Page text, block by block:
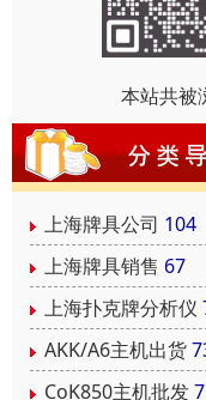
本站共被
上海牌具公司 104
上海牌具销售 67
上海扑克牌分析仪
AKK/A6主机出货
CoK850主机批发